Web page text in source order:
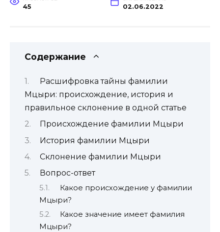
45 02.06.2022
Содержание
Расшифровка тайны фамилии
Мцыри: происхождение, история и
правильное склонение в одной статье
Происхождение фамилии Мцыри
История фамилии Мцыри
Склонение фамилии Мцыри
Вопрос-ответ
Какое происхождение у фамилии
Мцыри?
Какое значение имеет фамилия
Мцыри?